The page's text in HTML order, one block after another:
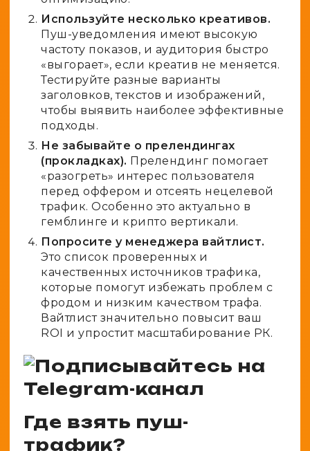
Используйте несколько креативов.
Пуш-уведомления имеют высокую
частоту показов, и аудитория быстро
«выгорает», если креатив не меняется.
Тестируйте разные варианты
заголовков, текстов и изображений,
чтобы выявить наиболее эффективные
подходы.
Не забывайте о прелендингах
(прокладках). Прелендинг помогает
«разогреть» интерес пользователя
перед оффером и отсеять нецелевой
трафик. Особенно это актуально в
гемблинге и крипто вертикали.
Попросите у менеджера вайтлист.
Это список проверенных и
качественных источников трафика,
которые помогут избежать проблем с
фродом и низким качеством трафа.
Вайтлист значительно повысит ваш
ROI и упростит масштабирование РК.
Где взять пуш-
трафик?